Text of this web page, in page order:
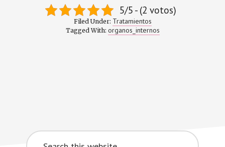
5/5 - (2 votos)
Filed Under: Tratamientos
Tagged With: organos_internos
Search